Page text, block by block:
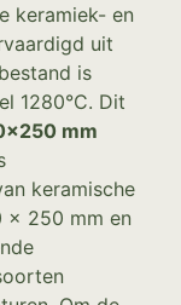
keramiek- en
uit
is
1280°C. Dit
mm
keramische
x 250 mm en